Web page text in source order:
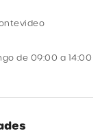
de 09:00 a 14:00